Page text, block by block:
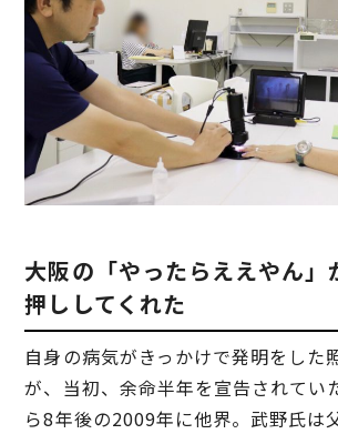
大阪の「やったらええやん」
押ししてくれた
自身の病気がきっかけで発明をした
が、当初、余命半年を宣告されてい
ら8年後の2009年に他界。武野氏は